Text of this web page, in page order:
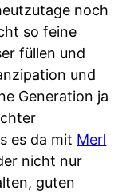
noch
so feine
füllen und
und
Generation ja
es da mit Merl
nicht nur
guten